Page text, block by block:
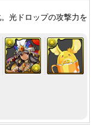
光ドロップの攻撃力を